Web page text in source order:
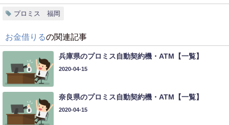
プロミス 福岡
お金借りるの関連記事
兵庫県のプロミス自動契約機・ATM【一覧】
2020-04-15
奈良県のプロミス自動契約機・ATM【一覧】
2020-04-15